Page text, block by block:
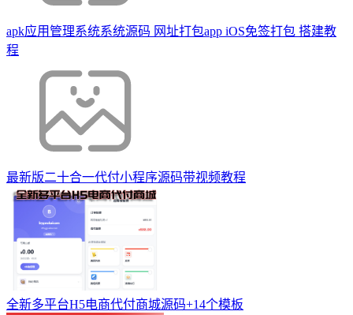
apk应用管理系统系统源码 网址打包app iOS免签打包 搭建教
程
最新版二十合一代付小程序源码带视频教程
全新多平台H5电商代付商城源码+14个模板